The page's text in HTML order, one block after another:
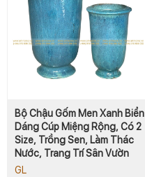
Bộ Chậu Gốm Men Xanh Biển
Dáng Cúp Miệng Rộng, Có 2
Size, Trồng Sen, Làm Thác
Nước, Trang Trí Sân Vườn
GL